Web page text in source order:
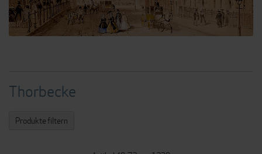
Thorbecke
Produkte filtern